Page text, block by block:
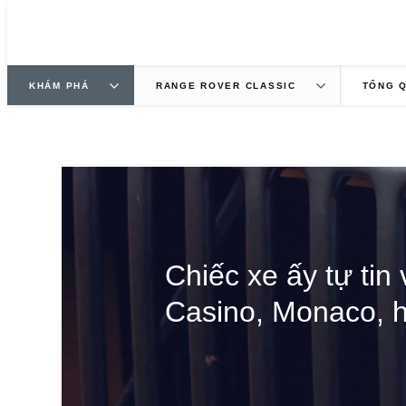
KHÁM PHÁ RANGE ROVER CLASSIC TỔNG
Chiếc xe ấy tự tin
Casino, Monaco,